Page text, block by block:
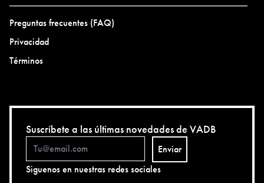
Preguntas frecuentes (FAQ)
Privacidad
Términos
Suscríbete a las últimas novedades de VADB
Enviar
Siguenos en nuestras redes sociales